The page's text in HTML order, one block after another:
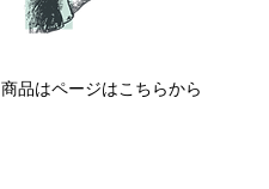
​商品はページはこちらから